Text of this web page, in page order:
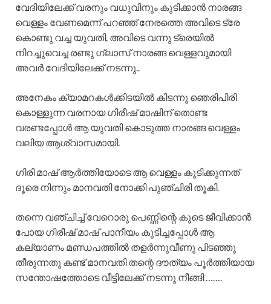
വേദിയിലേക്ക് വരനും വധുവിനും കുടിക്കാൻ നാരങ്ങ
വെള്ളം വേണമെന്ന് പറഞ്ഞ് നേരത്തെ അവിടെ ട്രേ
കൊണ്ടു വച്ച യുവതി, അവിടെ വന്നു ട്രെയിൽ
നിറച്ചുവെച്ച രണ്ടു ഗ്ലാസ് നാരങ്ങ വെള്ളവുമായി
അവർ വേദിയിലേക്ക് നടന്നു..
അനേകം ക്യാമറകൾക്കിടയിൽ കിടന്നു ഞെരിപിരി
കൊള്ളുന്ന വരനായ ഗിരീഷ് മാഷിന് തൊണ്ട
വരണ്ടപ്പോൾ ആ യുവതി കൊടുത്ത നാരങ്ങ വെള്ളം
വലിയ ആശ്വാസമായി.
ഗിരി മാഷ് ആർത്തിയോടെ ആ വെള്ളം കുടിക്കുന്നത്
ദൂരെ നിന്നും മാനവതി നോക്കി പുഞ്ചിരി തൂകി.
തന്നെ വഞ്ചിച്ച് വേറൊരു പെണ്ണിന്റെ കൂടെ ജീവിക്കാൻ
പോയ ഗിരീഷ് മാഷ് പാനീയം കുടിച്ചപ്പോൾ ആ
കല്യാണം മണ്ഡപത്തിൽ തളർന്നുവീണു പിടഞ്ഞു
തീരുന്നതു കണ്ട് മാനവതി തന്റെ ദൗത്യം പൂർത്തിയായ
സന്തോഷത്തോടെ വീട്ടിലേക്ക് നടന്നു നീങ്ങി …….